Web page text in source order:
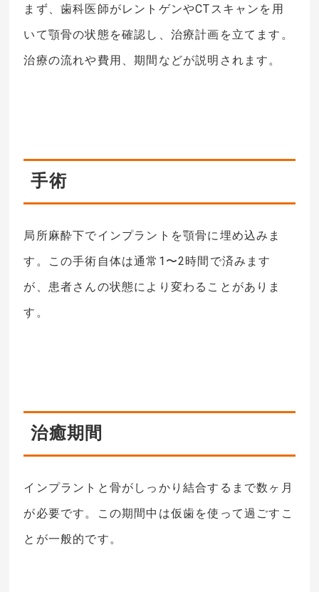
まず、歯科医師がレントゲンやCTスキャンを用
いて顎骨の状態を確認し、治療計画を立てます。
治療の流れや費用、期間などが説明されます。
手術
局所麻酔下でインプラントを顎骨に埋め込みま
す。この手術自体は通常1〜2時間で済みます
が、患者さんの状態により変わることがありま
す。
治癒期間
インプラントと骨がしっかり結合するまで数ヶ月
が必要です。この期間中は仮歯を使って過ごすこ
とが一般的です。